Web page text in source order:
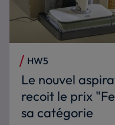
HW5
Le nouvel
recoit le prix
sa catégorie